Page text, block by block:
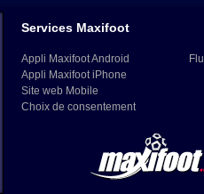
Services Maxifoot
Appli Maxifoot Android
Appli Maxifoot iPhone
Site web Mobile
Choix de consentement